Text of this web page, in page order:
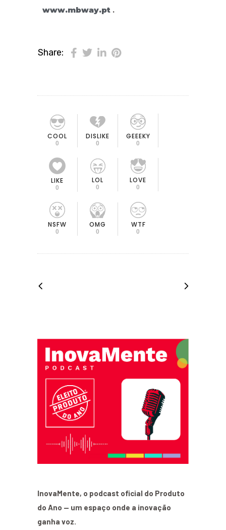
www.mbway.pt .
Share:
COOL
0
DISLIKE
0
GEEEKY
0
LIKE
0
LOL
0
LOVE
0
NSFW
0
OMG
0
WTF
0
InovaMente, o podcast oficial do Produto
do Ano — um espaço onde a inovação
ganha voz.